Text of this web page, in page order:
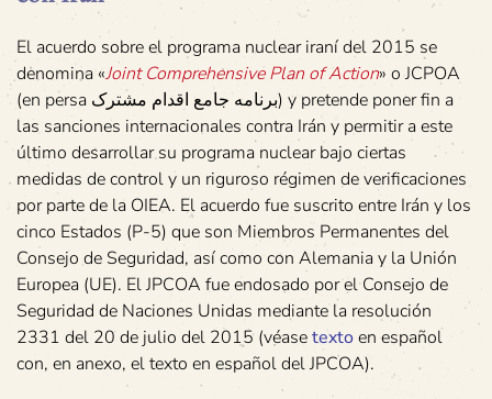
El acuerdo sobre el programa nuclear iraní del 2015 se
denomina «Joint Comprehensive Plan of Action» o JCPOA
(en persa برنامه جامع اقدام مشترک‎) y pretende poner fin a
las sanciones internacionales contra Irán y permitir a este
último desarrollar su programa nuclear bajo ciertas
medidas de control y un riguroso régimen de verificaciones
por parte de la OIEA. El acuerdo fue suscrito entre Irán y los
cinco Estados (P-5) que son Miembros Permanentes del
Consejo de Seguridad, así como con Alemania y la Unión
Europea (UE). El JPCOA fue endosado por el Consejo de
Seguridad de Naciones Unidas mediante la resolución
2331 del 20 de julio del 2015 (véasetexto en español
con, en anexo, el texto en español del JPCOA).